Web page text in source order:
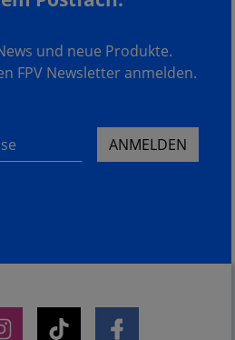
und neue Produkte.
FPV Newsletter anmelden.
ANMELDEN